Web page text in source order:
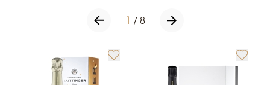
1 / 8